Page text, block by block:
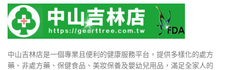
中山吉林店是一個專業且便利的健康服務平台，提供多樣化的處方
藥、非處方藥、保健食品、美妝保養及嬰幼兒用品，滿足全家人的